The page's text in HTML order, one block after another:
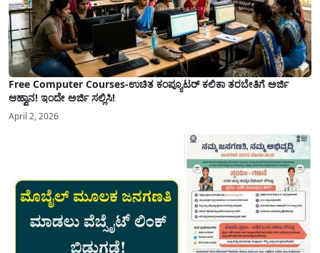
Free Computer Courses-ಉಚಿತ ಕಂಪ್ಯೂಟರ್ ಕಲಿಕಾ ತರಬೇತಿಗೆ ಅರ್ಜಿ
ಆಹ್ವಾನ! ಇಂದೇ ಅರ್ಜಿ ಸಲ್ಲಿಸಿ!
April 2, 2026